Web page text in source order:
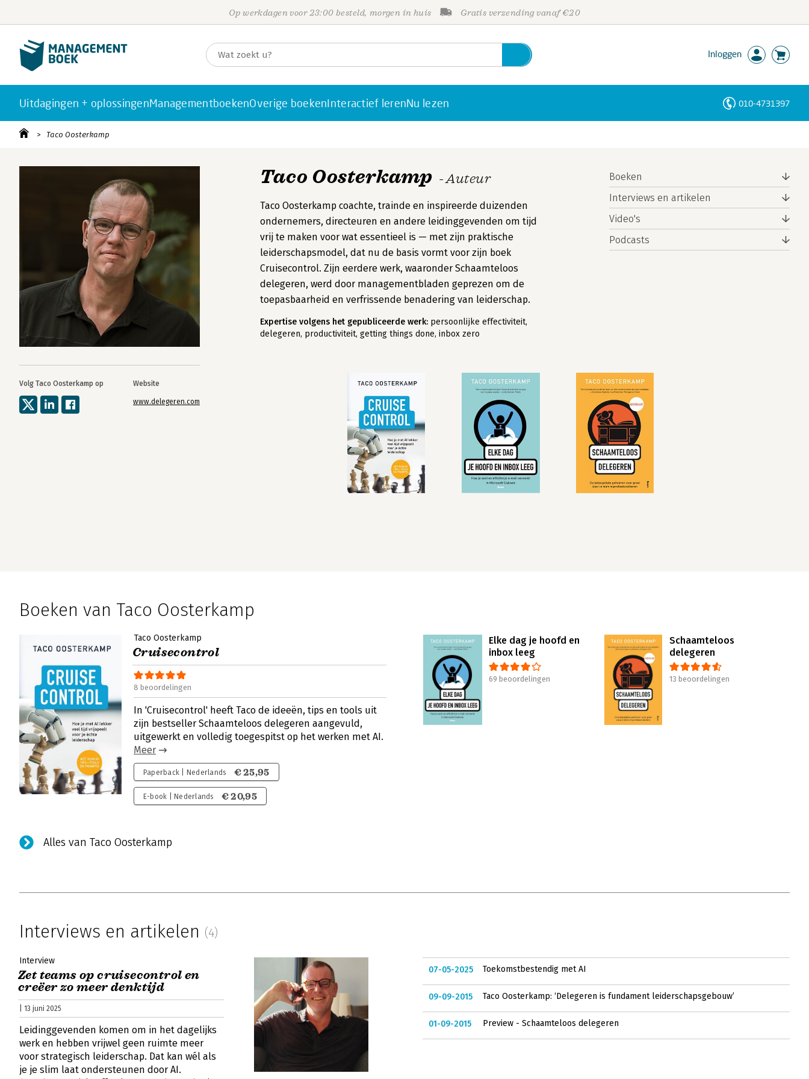
Op werkdagen voor 23:00 besteld, morgen in huis Gratis verzending vanaf €20
Inloggen
Uitdagingen + oplossingenManagementboekenOverige boekenInteractief lerenNu lezen 010-4731397
Taco Oosterkamp
Volg Taco Oosterkamp op Website
www.delegeren.com
Taco Oosterkamp - Auteur
Taco Oosterkamp coachte, trainde en inspireerde duizenden
ondernemers, directeuren en andere leidinggevenden om tijd
vrij te maken voor wat essentieel is — met zijn praktische
leiderschapsmodel, dat nu de basis vormt voor zijn boek
Cruisecontrol. Zijn eerdere werk, waaronder Schaamteloos
delegeren, werd door managementbladen geprezen om de
toepasbaarheid en verfrissende benadering van leiderschap.
Expertise volgens het gepubliceerde werk: persoonlijke effectiviteit,
delegeren, productiviteit, getting things done, inbox zero
Boeken
Interviews en artikelen
Video's
Podcasts
Boeken van Taco Oosterkamp
Taco Oosterkamp
Cruisecontrol
8 beoordelingen
In 'Cruisecontrol' heeft Taco de ideeën, tips en tools uit
zijn bestseller Schaamteloos delegeren aangevuld,
uitgewerkt en volledig toegespitst op het werken met AI.
Meer
Paperback | Nederlands € 25,95
E-book | Nederlands € 20,95
Elke dag je hoofd en
inbox leeg
69 beoordelingen
Schaamteloos
delegeren
13 beoordelingen
Alles van Taco Oosterkamp
Interviews en artikelen (4)
Interview
Zet teams op cruisecontrol en
creëer zo meer denktijd
| 13 juni 2025
Leidinggevenden komen om in het dagelijks
werk en hebben vrijwel geen ruimte meer
voor strategisch leiderschap. Dat kan wél als
je je slim laat ondersteunen door AI.
07-05-2025 Toekomstbestendig met AI
09-09-2015 Taco Oosterkamp: ‘Delegeren is fundament leiderschapsgebouw’
01-09-2015 Preview - Schaamteloos delegeren
Personen